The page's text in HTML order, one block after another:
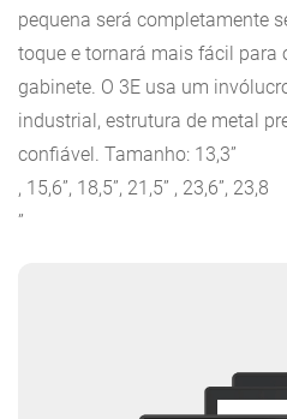
pequena será completamente
toque e tornará mais fácil para
gabinete. O 3E usa um
industrial, estrutura de metal
confiável. Tamanho: 13,3”
, 15,6”, 18,5”, 21,5” , 23,6”, 23,8
”